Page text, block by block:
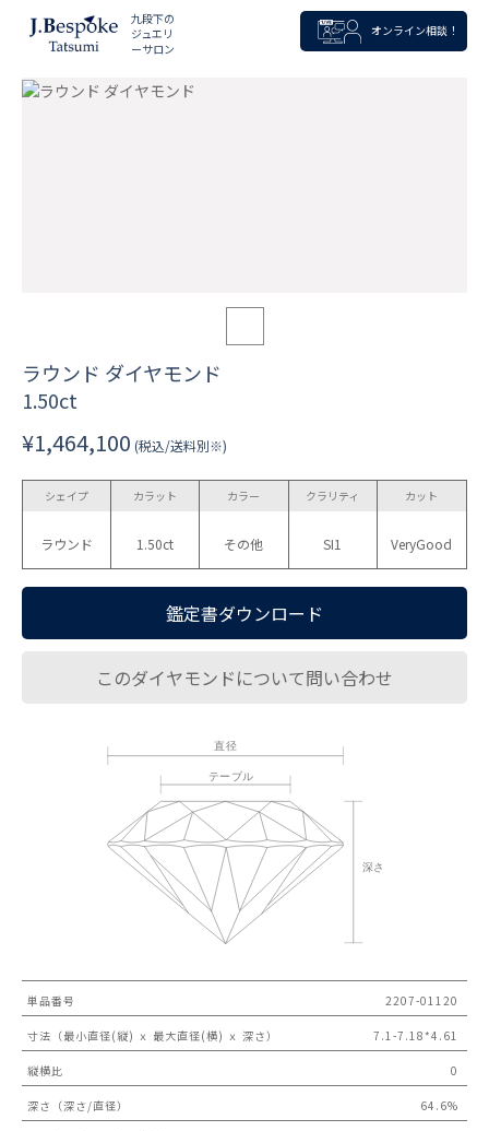
九段下の
ジュエリ
ーサロン
オンライン相談！
ラウンド ダイヤモンド
1.50ct
¥1,464,100 (税込/送料別※)
シェイプ
ラウンド
カラット
1.50ct
カラー
その他
クラリティ
SI1
カット
VeryGood
鑑定書ダウンロード
このダイヤモンドについて問い合わせ
単品番号 2207-01120
寸法（最小直径(縦) ｘ 最大直径(横) ｘ 深さ） 7.1-7.18*4.61
縦横比 0
深さ（深さ/直径） 64.6%